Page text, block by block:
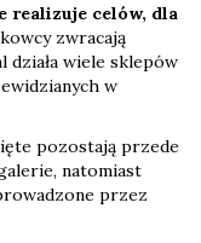
realizuje celów, dla
zwracają
działa wiele sklepów
w
pozostają przede
natomiast
przez